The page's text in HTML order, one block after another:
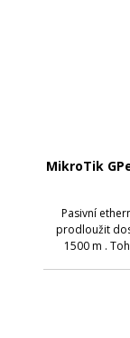
MikroTik
Pasivní
prodloužit
1500 m .